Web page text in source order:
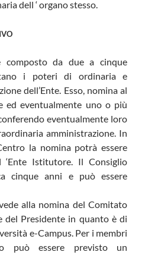
dell ‘ organo stesso.
da due a cinque
i poteri di ordinaria e
dell’Ente. Esso, nomina al
ed eventualmente uno o più
eventualmente loro
amministrazione. In
la nomina potrà essere
Istitutore. Il Consiglio
cinque anni e può essere
alla nomina del Comitato
del Presidente in quanto è di
e-Campus. Per i membri
può essere previsto un